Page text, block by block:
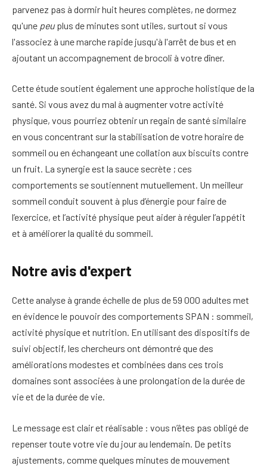
parvenez pas à dormir huit heures complètes, ne dormez
qu'une peuplus de minutes sont utiles, surtout si vous
l'associez à une marche rapide jusqu'à l'arrêt de bus et en
ajoutant un accompagnement de brocoli à votre dîner.
Cette étude soutient également une approche holistique de la
santé. Si vous avez du mal à augmenter votre activité
physique, vous pourriez obtenir un regain de santé similaire
en vous concentrant sur la stabilisation de votre horaire de
sommeil ou en échangeant une collation aux biscuits contre
un fruit. La synergie est la sauce secrète ; ces
comportements se soutiennent mutuellement. Un meilleur
sommeil conduit souvent à plus d’énergie pour faire de
l’exercice, et l’activité physique peut aider à réguler l’appétit
et à améliorer la qualité du sommeil.
Notre avis d'expert
Cette analyse à grande échelle de plus de 59 000 adultes met
en évidence le pouvoir des comportements SPAN : sommeil,
activité physique et nutrition. En utilisant des dispositifs de
suivi objectif, les chercheurs ont démontré que des
améliorations modestes et combinées dans ces trois
domaines sont associées à une prolongation de la durée de
vie et de la durée de vie.
Le message est clair et réalisable : vous n’êtes pas obligé de
repenser toute votre vie du jour au lendemain. De petits
ajustements, comme quelques minutes de mouvement